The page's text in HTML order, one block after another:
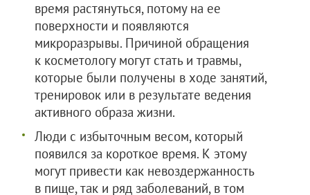
время растянуться, потому на ее
поверхности и появляются
микроразрывы. Причиной обращения
к косметологу могут стать и травмы,
которые были получены в ходе занятий,
тренировок или в результате ведения
активного образа жизни.
Люди с избыточным весом, который
появился за короткое время. К этому
могут привести как невоздержанность
в пище, так и ряд заболеваний, в том